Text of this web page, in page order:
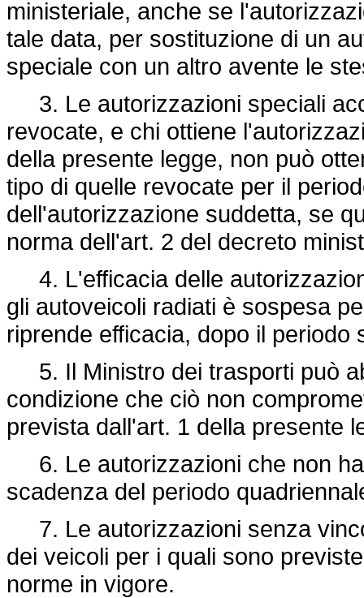
ministeriale, anche se
tale data, per sostituzione di un
speciale con un altro avente le
3. Le autorizzazioni speciali
revocate, e chi ottiene
della presente legge, non può
tipo di quelle revocate per il
dell'autorizzazione suddetta, se
norma dell'art. 2 del decreto
4. L'efficacia delle
gli autoveicoli radiati è sospesa
riprende efficacia, dopo il
5. Il Ministro dei trasporti può
condizione che ciò non
prevista dall'art. 1 della presente
6. Le autorizzazioni che non
scadenza del periodo
7. Le autorizzazioni senza
dei veicoli per i quali sono
norme in vigore.